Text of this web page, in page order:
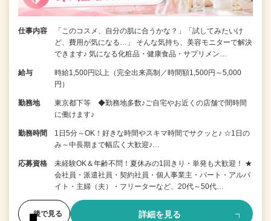
仕事内容
「このコスメ、自分の肌に合うかな？」「試してみたいけ
ど、費用が気になる…」 そんな気持ち、美容モニターで解決
できます♪ 気になる化粧品・健康食品・サプリメン…
給与
時給1,500円以上（完全出来高制／時間額1,500円～5,000
円）
勤務地
東京都下等 ◆勤務地多数♪ご自宅やお近くの店舗で間時間
に働けます♪
勤務時間
1日5分～OK！好きな時間やスキマ時間でサクッと♪ ☆1日の
み～中長期まで幅広く大歓迎♪…
応募資格
未経験OK＆年齢不問！夏休みの1回きり・単発も大歓迎！ ★
会社員・派遣社員・契約社員・個人事業主・パート・アルバ
イト・主婦（夫）・フリーターなど、20代～50代…
後で見る 詳細を見る